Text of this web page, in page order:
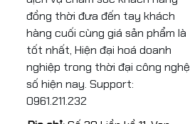
đồng thời đưa đến tay khách
hàng cuối cùng giá sản phẩm là
tốt nhất, Hiện đại hoá doanh
nghiệp trong thời đại công nghệ
số hiện nay. Support:
0961.211.232